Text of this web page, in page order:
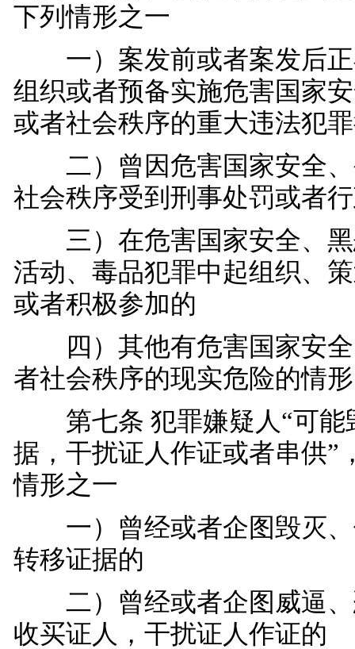
下列情形之一
一）案发前或者案发后正
组织或者预备实施危害国家
或者社会秩序的重大违法犯
二）曾因危害国家安全、
社会秩序受到刑事处罚或者
三）在危害国家安全、黑
活动、毒品犯罪中起组织、
或者积极参加的
四）其他有危害国家安全
者社会秩序的现实危险的情
第七条 犯罪嫌疑人“可能
据，干扰证人作证或者串供”
情形之一
一）曾经或者企图毁灭、
转移证据的
二）曾经或者企图威逼、
收买证人，干扰证人作证的